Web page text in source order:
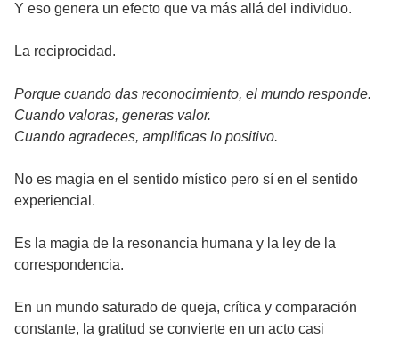
Y eso genera un efecto que va más allá del individuo.
La reciprocidad.
Porque cuando das reconocimiento, el mundo responde.
Cuando valoras, generas valor.
Cuando agradeces, amplificas lo positivo.
No es magia en el sentido místico pero sí en el sentido
experiencial.
Es la magia de la resonancia humana y la ley de la
correspondencia.
En un mundo saturado de queja, crítica y comparación
constante, la gratitud se convierte en un acto casi